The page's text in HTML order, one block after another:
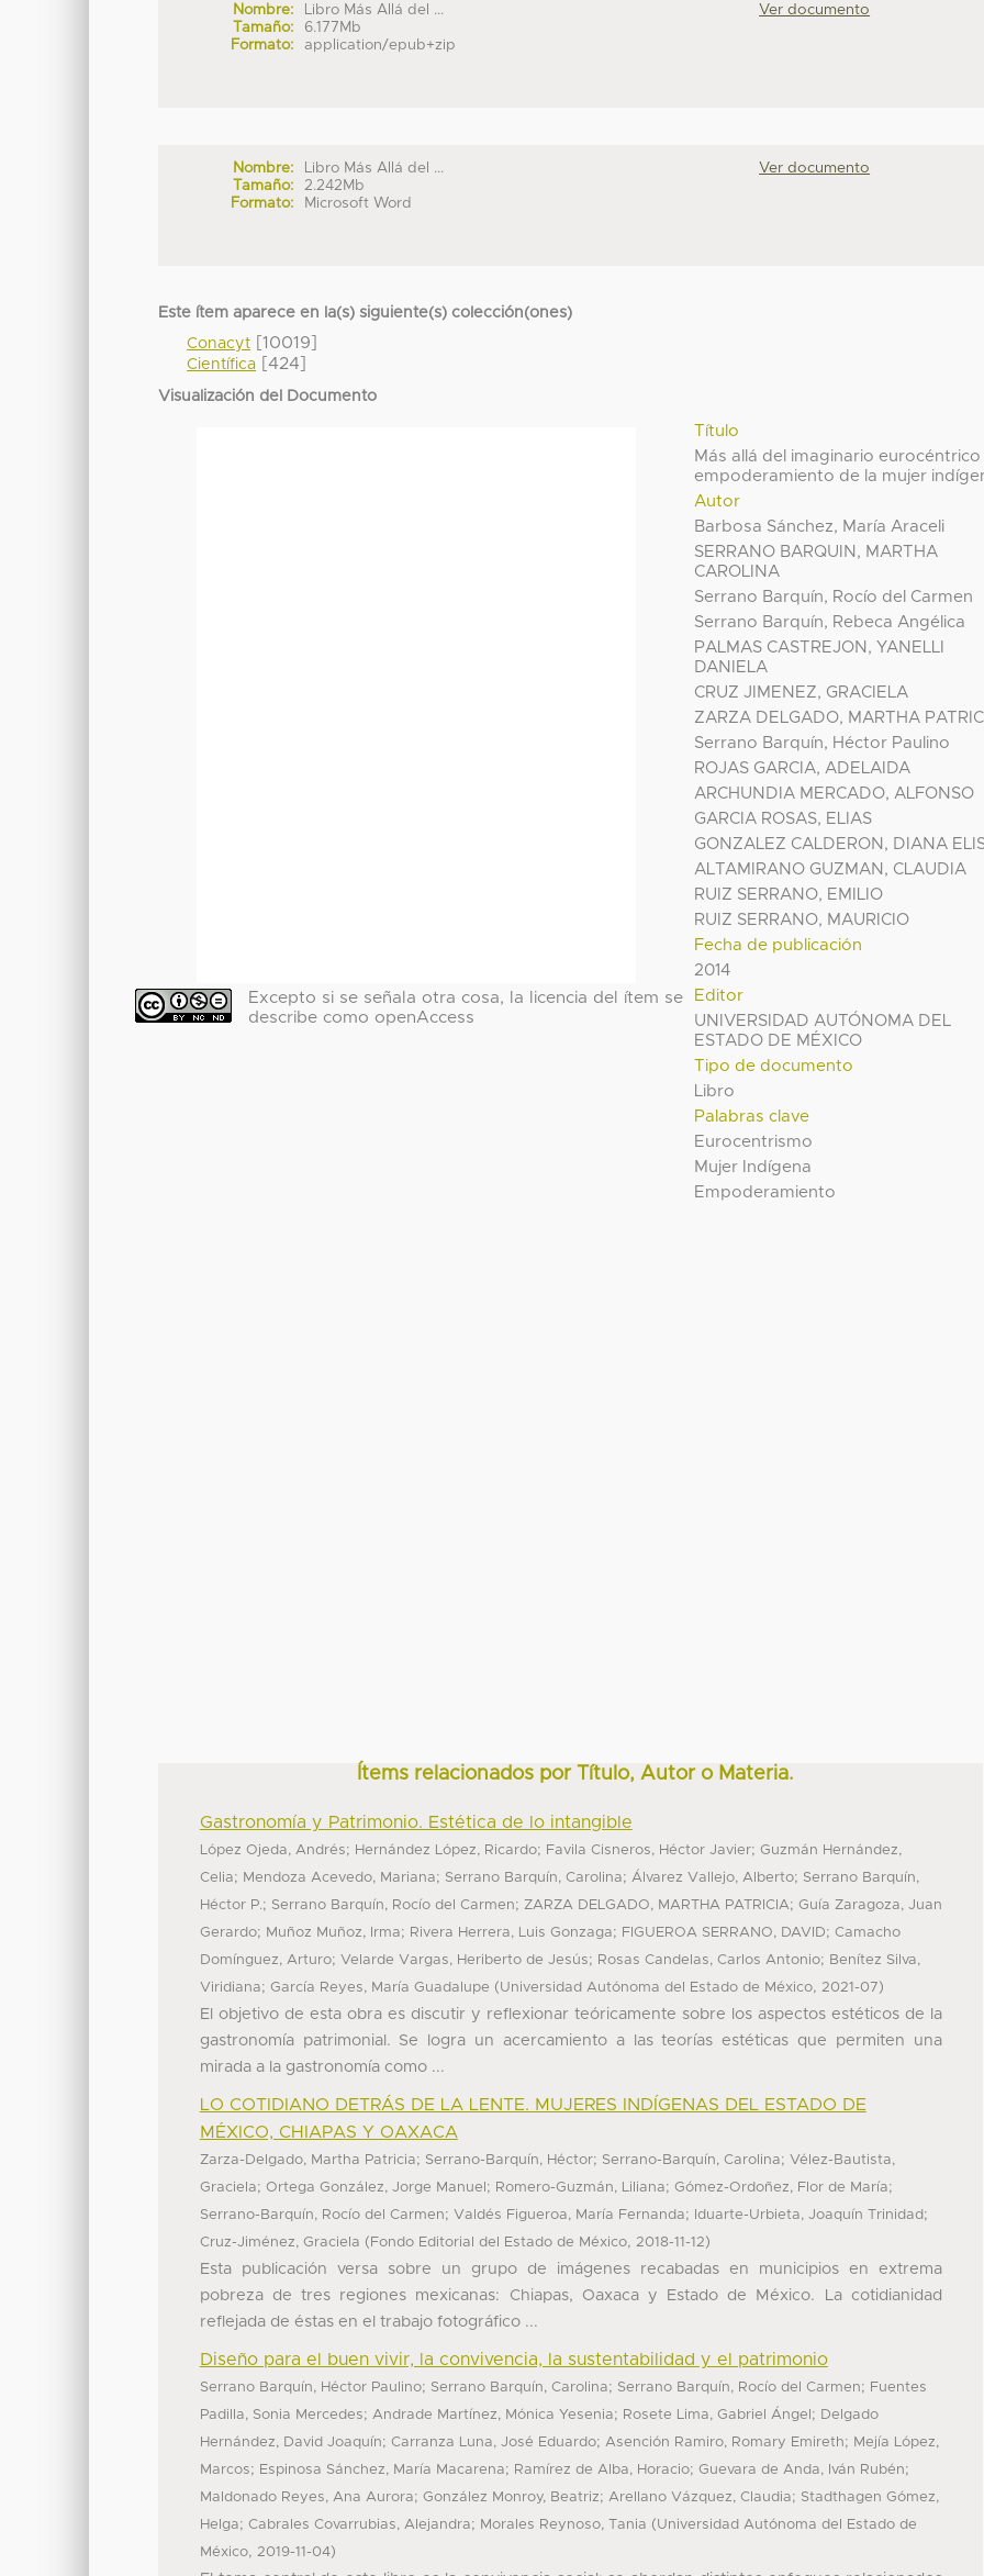
Nombre:
Libro Más Allá del ...
Tamaño:
6.177Mb
Formato:
application/epub+zip
Ver documento
Nombre:
Libro Más Allá del ...
Tamaño:
2.242Mb
Formato:
Microsoft Word
Ver documento
Este ítem aparece en la(s) siguiente(s) colección(ones)
Conacyt [10019]
Científica [424]
Visualización del Documento
Título
Más allá del imaginario eurocéntrico
empoderamiento de la mujer
Autor
Barbosa Sánchez, María Araceli
SERRANO BARQUIN, MARTHA
CAROLINA
Serrano Barquín, Rocío del Carmen
Serrano Barquín, Rebeca Angélica
PALMAS CASTREJON, YANELLI
DANIELA
CRUZ JIMENEZ, GRACIELA
ZARZA DELGADO, MARTHA
Serrano Barquín, Héctor Paulino
ROJAS GARCIA, ADELAIDA
ARCHUNDIA MERCADO, ALFONSO
GARCIA ROSAS, ELIAS
GONZALEZ CALDERON, DIANA
ALTAMIRANO GUZMAN, CLAUDIA
RUIZ SERRANO, EMILIO
RUIZ SERRANO, MAURICIO
Fecha de publicación
2014
Editor
UNIVERSIDAD AUTÓNOMA DEL
ESTADO DE MÉXICO
Tipo de documento
Libro
Palabras clave
Eurocentrismo
Mujer Indígena
Empoderamiento
Excepto si se señala otra cosa, la licencia del ítem se
describe como openAccess
Ítems relacionados por Título, Autor o Materia.
Gastronomía y Patrimonio. Estética de lo intangible
López Ojeda, Andrés; Hernández López, Ricardo; Favila Cisneros, Héctor Javier; Guzmán Hernández,
Celia; Mendoza Acevedo, Mariana; Serrano Barquín, Carolina; Álvarez Vallejo, Alberto; Serrano Barquín,
Héctor P.; Serrano Barquín, Rocío del Carmen; ZARZA DELGADO, MARTHA PATRICIA; Guía Zaragoza, Juan
Gerardo; Muñoz Muñoz, Irma; Rivera Herrera, Luis Gonzaga; FIGUEROA SERRANO, DAVID; Camacho
Domínguez, Arturo; Velarde Vargas, Heriberto de Jesús; Rosas Candelas, Carlos Antonio; Benítez Silva,
Viridiana; García Reyes, María Guadalupe (Universidad Autónoma del Estado de México, 2021-07)
El objetivo de esta obra es discutir y reflexionar teóricamente sobre los aspectos estéticos de la
gastronomía patrimonial. Se logra un acercamiento a las teorías estéticas que permiten una
mirada a la gastronomía como ...
LO COTIDIANO DETRÁS DE LA LENTE. MUJERES INDÍGENAS DEL ESTADO DE
MÉXICO, CHIAPAS Y OAXACA
Zarza-Delgado, Martha Patricia; Serrano-Barquín, Héctor; Serrano-Barquín, Carolina; Vélez-Bautista,
Graciela; Ortega González, Jorge Manuel ; Romero-Guzmán, Liliana; Gómez-Ordoñez, Flor de María;
Serrano-Barquín, Rocío del Carmen; Valdés Figueroa, María Fernanda; Iduarte-Urbieta, Joaquín Trinidad;
Cruz-Jiménez, Graciela ( Fondo Editorial del Estado de México, 2018-11-12)
Esta publicación versa sobre un grupo de imágenes recabadas en municipios en extrema
pobreza de tres regiones mexicanas: Chiapas, Oaxaca y Estado de México. La cotidianidad
reflejada de éstas en el trabajo fotográfico ...
Diseño para el buen vivir, la convivencia, la sustentabilidad y el patrimonio
Serrano Barquín, Héctor Paulino; Serrano Barquín, Carolina; Serrano Barquín, Rocío del Carmen; Fuentes
Padilla, Sonia Mercedes; Andrade Martínez, Mónica Yesenia; Rosete Lima, Gabriel Ángel ; Delgado
Hernández, David Joaquín; Carranza Luna, José Eduardo; Asención Ramiro, Romary Emireth; Mejía López,
Marcos; Espinosa Sánchez, María Macarena; Ramírez de Alba, Horacio; Guevara de Anda, Iván Rubén;
Maldonado Reyes, Ana Aurora; González Monroy, Beatriz; Arellano Vázquez, Claudia; Stadthagen Gómez,
Helga; Cabrales Covarrubias, Alejandra; Morales Reynoso, Tania (Universidad Autónoma del Estado de
México, 2019-11-04)